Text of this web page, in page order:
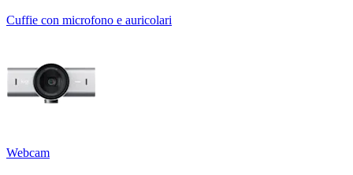
Cuffie con microfono e auricolari
Webcam